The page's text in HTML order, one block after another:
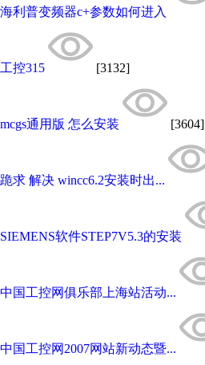
海利普变频器c+参数如何进入
工控315 [3132]
mcgs通用版 怎么安装 [3604]
跪求 解决 wincc6.2安装时出...
SIEMENS软件STEP7V5.3的安装
中国工控网俱乐部上海站活动...
中国工控网2007网站新动态暨...